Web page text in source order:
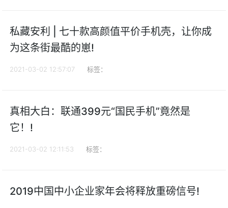
私藏安利 | 七十款高颜值平价手机壳，让你成
为这条街最酷的崽!
2021-03-02 12:57:07 标签：
真相大白：联通399元“国民手机”竟然是
它！!
2021-03-02 12:11:53 标签：
2019中国中小企业家年会将释放重磅信号!